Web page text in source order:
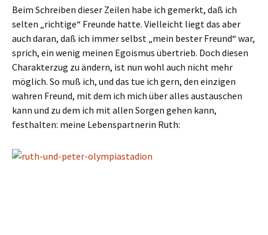
Beim Schreiben dieser Zeilen habe ich gemerkt, daß ich
selten „richtige“ Freunde hatte. Vielleicht liegt das aber
auch daran, daß ich immer selbst „mein bester Freund“ war,
sprich, ein wenig meinen Egoismus übertrieb. Doch diesen
Charakterzug zu ändern, ist nun wohl auch nicht mehr
möglich. So muß ich, und das tue ich gern, den einzigen
wahren Freund, mit dem ich mich über alles austauschen
kann und zu dem ich mit allen Sorgen gehen kann,
festhalten: meine Lebenspartnerin Ruth: